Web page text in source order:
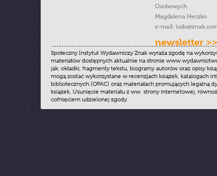
Osobowych
Magdalena Heczko
e-mail:
newsletter >>
Społeczny Instytut Wydawniczy Znak wyraża zgodę na
materiałów dostępnych aktualnie na stronie
jak: okładki, fragmenty tekstu, biogramy autorów oraz opisy
mogą zostać wykorzystane w recenzjach książek, katalogach
bibliotecznych (OPAC) oraz materiałach promujących legalną
książek. Usunięcie materiału z ww. strony internetowej,
cofnięciem udzielonej zgody.